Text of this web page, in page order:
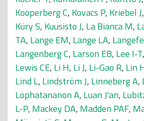
Kooperberg C, Kovacs P, Kriebel J,
Küry S, Kuusisto J, La Bianca M,
TA, Lange EM, Lange LA,
Langenberg C, Larson EB, Lee I-T,
Lewis CE, Li H, Li J, Li-Gao R, Lin
Lind L, Lindström J, Linneberg A,
Lophatananon A, Luan J'an,
L-P, Mackey DA, Madden PAF,